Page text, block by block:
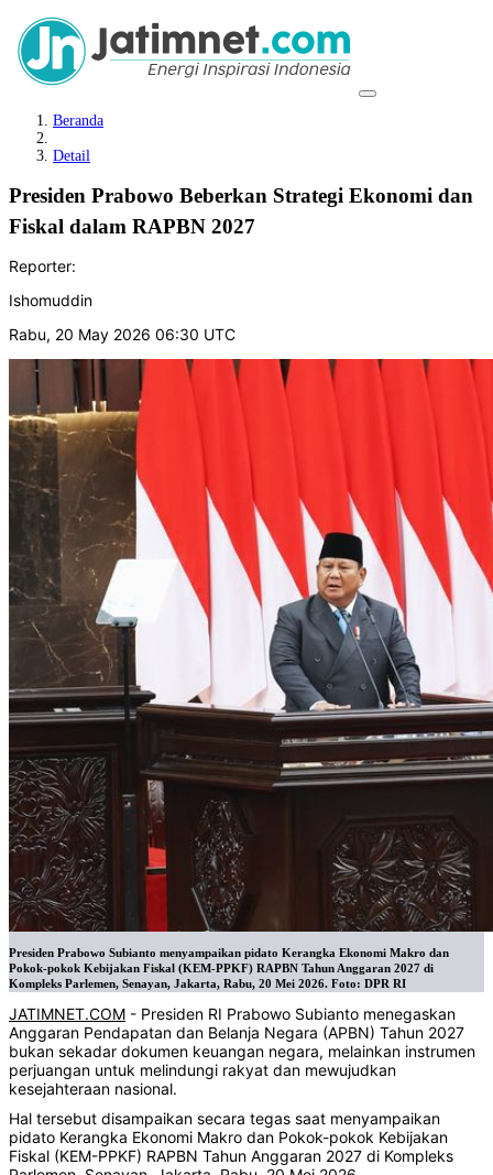
Beranda
Detail
Presiden Prabowo Beberkan Strategi Ekonomi dan
Fiskal dalam RAPBN 2027
Reporter:
Ishomuddin
Rabu, 20 May 2026 06:30 UTC
Presiden Prabowo Subianto menyampaikan pidato Kerangka Ekonomi Makro dan
Pokok-pokok Kebijakan Fiskal (KEM-PPKF) RAPBN Tahun Anggaran 2027 di
Kompleks Parlemen, Senayan, Jakarta, Rabu, 20 Mei 2026. Foto: DPR RI
JATIMNET.COM - Presiden RI Prabowo Subianto menegaskan
Anggaran Pendapatan dan Belanja Negara (APBN) Tahun 2027
bukan sekadar dokumen keuangan negara, melainkan instrumen
perjuangan untuk melindungi rakyat dan mewujudkan
kesejahteraan nasional.
Hal tersebut disampaikan secara tegas saat menyampaikan
pidato Kerangka Ekonomi Makro dan Pokok-pokok Kebijakan
Fiskal (KEM-PPKF) RAPBN Tahun Anggaran 2027 di Kompleks